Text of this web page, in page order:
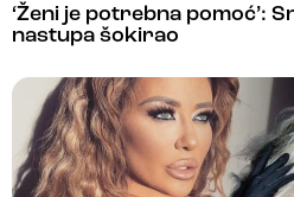
‘Ženi je potrebna pomoć’:
nastupa šokirao